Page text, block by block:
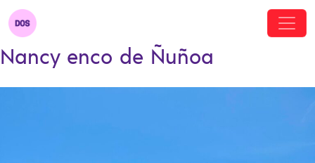
Nancy enco de Ñuñoa